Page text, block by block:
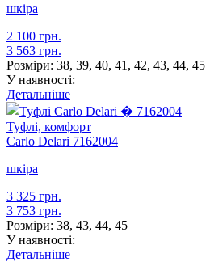
шкіра
2 100 грн.
3 563 грн.
Розміри: 38, 39, 40, 41, 42, 43, 44, 45
У наявності:
Детальніше
Туфлі, комфорт
Carlo Delari 7162004
шкіра
3 325 грн.
3 753 грн.
Розміри: 38, 43, 44, 45
У наявності:
Детальніше